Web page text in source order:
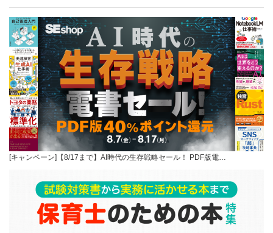
[キャンペーン]【8/17まで】AI時代の生存戦略セール！ PDF版電…